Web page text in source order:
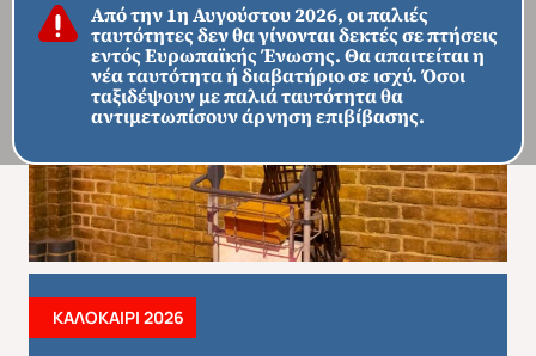
Από την 1η Αυγούστου 2026, οι παλιές
ταυτότητες δεν θα γίνονται δεκτές σε πτήσεις
εντός Ευρωπαϊκής Ένωσης. Θα απαιτείται η
νέα ταυτότητα ή διαβατήριο σε ισχύ. Όσοι
ταξιδέψουν με παλιά ταυτότητα θα
αντιμετωπίσουν άρνηση επιβίβασης.
ΚΑΛΟΚΑΙΡΙ 2026